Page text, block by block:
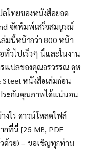
ไทยของหนังสือยอด
จัดพิมพ์เสร็จสมบูรณ์
ล่มนี้หน้ากว่า 800 หน้า
ทั่วไปเร็วๆ นี้และในงาน
แปลของคุณอรวรรณ คูห
Steel หนังสือเล่มก่อน
ระกันคุณภาพได้แน่นอน
งไร ดาวน์โหลดไฟล์
กที่นี่ [25 MB, PDF
ด้วย) – ขอเชิญทุกท่าน